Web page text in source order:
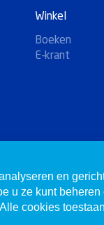
Winkel
Boeken
E-krant
en
u ze kunt beheren
cookies